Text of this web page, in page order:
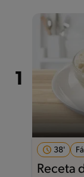
38'
Receta